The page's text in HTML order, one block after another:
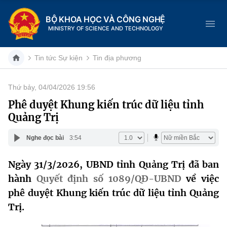
BỘ KHOA HỌC VÀ CÔNG NGHỆ
MINISTRY OF SCIENCE AND TECHNOLOGY
Danh mục
Trang chủ
Giới thiệu
Chức năng nhiệm vụ
Cơ cấu tổ chức
Tin tức sự kiện
Khoa học và Công nghệ
Dịch vụ công
Hệ thống văn bản
Tin tức Sự kiện Tin địa phương
Thứ bảy, 04/04/2026 19:56
Phê duyệt Khung kiến trúc dữ liệu tỉnh
Quảng Trị
Nghe đọc bài 3:54
Ngày 31/3/2026, UBND tỉnh Quảng Trị đã ban
hành Quyết định số 1089/QĐ-UBNDvề việc
phê duyệt Khung kiến trúc dữ liệu tỉnh Quảng
Trị.